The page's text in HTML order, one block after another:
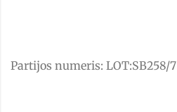
Partijos numeris: LOT:SB258/7